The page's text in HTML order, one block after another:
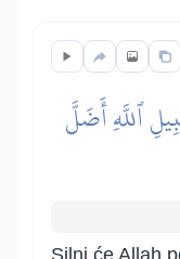
ٱللَّهِ أَضَلَّ
Silni će Allah